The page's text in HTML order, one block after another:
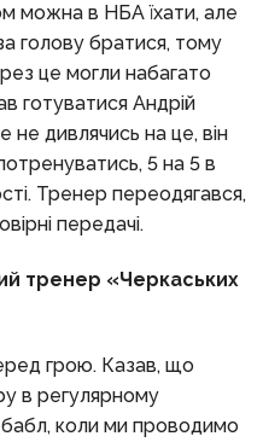
можна в НБА їхати, але
голову братися, тому
це могли набагато
готуватися Андрій
не дивлячись на це, він
5 на 5 в
Тренер переодягався,
передачі.
тренер «Черкаських
грою. Казав, що
в регулярному
бабл, коли ми проводимо